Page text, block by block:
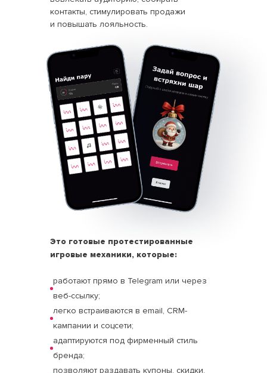
контакты, стимулировать продажи
и повышать лояльность.
Это готовые протестированные
игровые механики, которые:
работают прямо в Telegram или через
веб-ссылку;
легко встраиваются в email, CRM-
кампании и соцсети;
адаптируются под фирменный стиль
бренда;
позволяют раздавать купоны, скидки,